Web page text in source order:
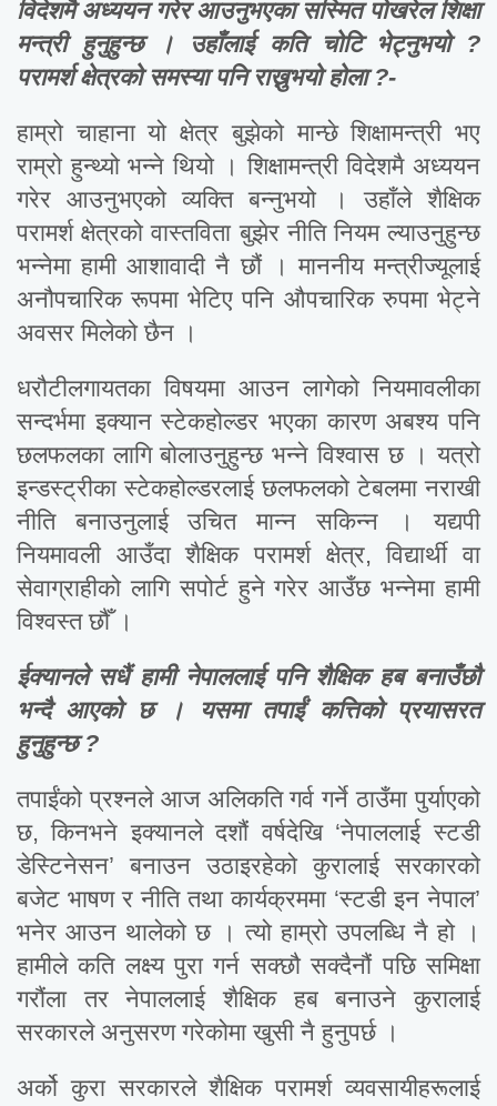
विदेशमै अध्ययन गरेर आउनुभएका सस्मित पोखरेल शिक्षा
मन्त्री हुनुहुन्छ । उहाँलाई कति चोटि भेट्नुभयो ?
परामर्श क्षेत्रको समस्या पनि राख्नुभयो होला ?-
हाम्रो चाहाना यो क्षेत्र बुझेको मान्छे शिक्षामन्त्री भए
राम्रो हुन्थ्यो भन्ने थियो । शिक्षामन्त्री विदेशमै अध्ययन
गरेर आउनुभएको व्यक्ति बन्नुभयो । उहाँले शैक्षिक
परामर्श क्षेत्रको वास्तविता बुझेर नीति नियम ल्याउनुहुन्छ
भन्नेमा हामी आशावादी नै छौं । माननीय मन्त्रीज्यूलाई
अनौपचारिक रूपमा भेटिए पनि औपचारिक रुपमा भेट्ने
अवसर मिलेको छैन ।
धरौटीलगायतका विषयमा आउन लागेको नियमावलीका
सन्दर्भमा इक्यान स्टेकहोल्डर भएका कारण अबश्य पनि
छलफलका लागि बोलाउनुहुन्छ भन्ने विश्वास छ । यत्रो
इन्डस्ट्रीका स्टेकहोल्डरलाई छलफलको टेबलमा नराखी
नीति बनाउनुलाई उचित मान्न सकिन्न । यद्यपी
नियमावली आउँदा शैक्षिक परामर्श क्षेत्र, विद्यार्थी वा
सेवाग्राहीको लागि सपोर्ट हुने गरेर आउँछ भन्नेमा हामी
विश्वस्त छौँ ।
ईक्यानले सधैं हामी नेपाललाई पनि शैक्षिक हब बनाउँछौ
भन्दै आएको छ । यसमा तपाईं कत्तिको प्रयासरत
हुनुहुन्छ ?
तपाईंको प्रश्नले आज अलिकति गर्व गर्ने ठाउँमा पुर्याएको
छ, किनभने इक्यानले दशौं वर्षदेखि ‘नेपाललाई स्टडी
डेस्टिनेसन’ बनाउन उठाइरहेको कुरालाई सरकारको
बजेट भाषण र नीति तथा कार्यक्रममा ‘स्टडी इन नेपाल’
भनेर आउन थालेको छ । त्यो हाम्रो उपलब्धि नै हो ।
हामीले कति लक्ष्य पुरा गर्न सक्छौ सक्दैनौं पछि समिक्षा
गरौंला तर नेपाललाई शैक्षिक हब बनाउने कुरालाई
सरकारले अनुसरण गरेकोमा खुसी नै हुनुपर्छ ।
अर्को कुरा सरकारले शैक्षिक परामर्श व्यवसायीहरूलाई